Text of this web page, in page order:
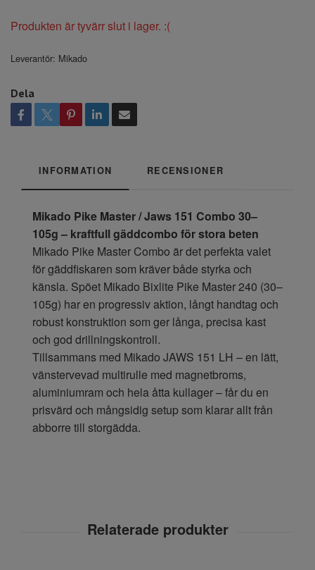
Produkten är tyvärr slut i lager. :(
Leverantör: Mikado
Dela
INFORMATION RECENSIONER
Mikado Pike Master / Jaws 151 Combo 30–
105g – kraftfull gäddcombo för stora beten
Mikado Pike Master Combo är det perfekta valet
för gäddfiskaren som kräver både styrka och
känsla. Spöet Mikado Bixlite Pike Master 240 (30–
105g) har en progressiv aktion, långt handtag och
robust konstruktion som ger långa, precisa kast
och god drillningskontroll.
Tillsammans med Mikado JAWS 151 LH – en lätt,
vänstervevad multirulle med magnetbroms,
aluminiumram och hela åtta kullager – får du en
prisvärd och mångsidig setup som klarar allt från
abborre till storgädda.